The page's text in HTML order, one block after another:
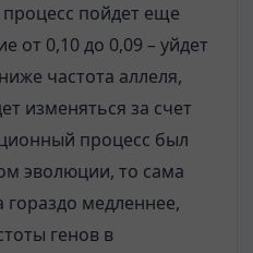
пойдет еще
от 0,10 до 0,09 – уйдет
частота аллеля,
изменяться за счет
процесс был
эволюции, то сама
медленнее,
генов в